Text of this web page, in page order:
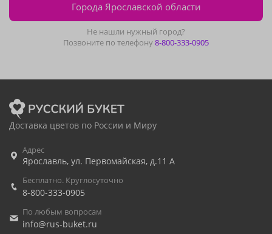
Города Ярославской области
Не нашли нужный город?
Позвоните по телефону8-800-333-0905
Доставка цветов по России и Миру
Адрес
Ярославль, ул. Первомайская, д.11 А
Бесплатно. Круглосуточно
8-800-333-0905
По любым вопросам
info@rus-buket.ru